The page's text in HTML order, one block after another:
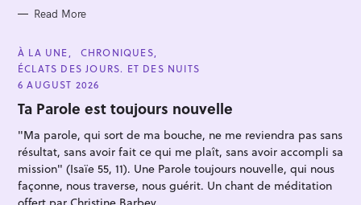
Read More
C
A
T
E
G
O
R
E
À LA UNE
CHRONIQUES
ÉCLATS DES JOURS. ET DES NUITS
6 AUGUST 2026
Ta Parole est toujours nouvelle
"Ma parole, qui sort de ma bouche, ne me reviendra pas sans
résultat, sans avoir fait ce qui me plaît, sans avoir accompli sa
mission" (Isaïe 55, 11). Une Parole toujours nouvelle, qui nous
façonne, nous traverse, nous guérit. Un chant de méditation
e
a
r
h
f
o